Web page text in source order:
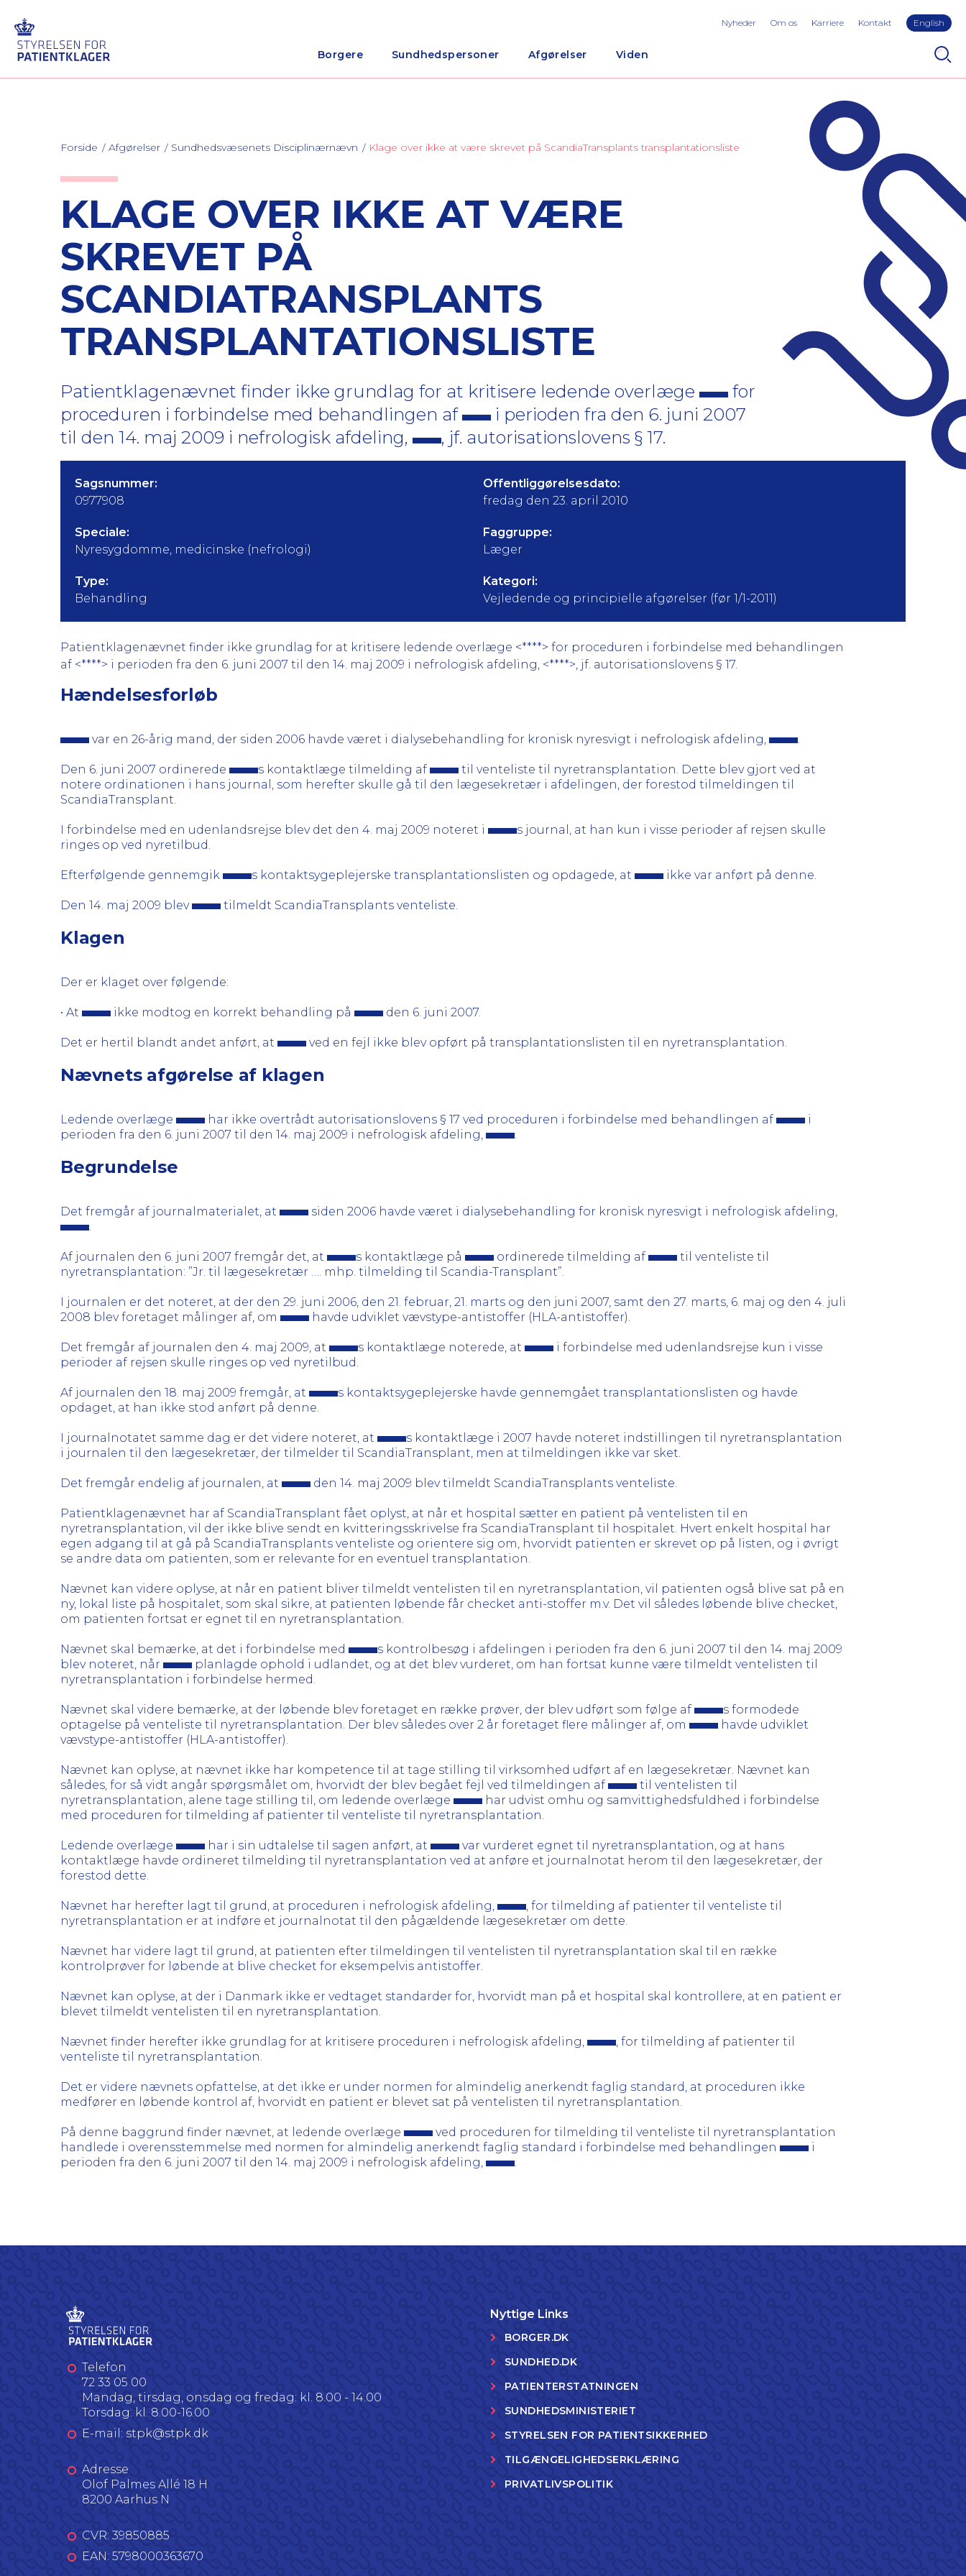
Borgere Sundhedspersoner Afgørelser Viden
Nyheder Om os Karriere Kontakt English
Forside Afgørelser Sundhedsvæsenets Disciplinærnævn Klage over ikke at være skrevet på ScandiaTransplants transplantationsliste
KLAGE OVER IKKE AT VÆRE
SKREVET PÅ
SCANDIATRANSPLANTS
TRANSPLANTATIONSLISTE
Patientklagenævnet finder ikke grundlag for at kritisere ledende overlæge
for
proceduren i forbindelse med behandlingen af
i perioden fra den 6. juni 2007
til den 14. maj 2009 i nefrologisk afdeling,
, jf. autorisationslovens § 17.
Sagsnummer:
0977908
Offentliggørelsesdato:
fredag den 23. april 2010
Speciale:
Nyresygdomme, medicinske (nefrologi)
Faggruppe:
Læger
Type:
Behandling
Kategori:
Vejledende og principielle afgørelser (før 1/1-2011)
Patientklagenævnet finder ikke grundlag for at kritisere ledende overlæge <****> for proceduren i forbindelse med behandlingen
af <****> i perioden fra den 6. juni 2007 til den 14. maj 2009 i nefrologisk afdeling, <****>, jf. autorisationslovens § 17.
Hændelsesforløb
var en 26-årig mand, der siden 2006 havde været i dialysebehandling for kronisk nyresvigt i nefrologisk afdeling, .
Den 6. juni 2007 ordinerede s kontaktlæge tilmelding af
til venteliste til nyretransplantation. Dette blev gjort ved at
notere ordinationen i hans journal, som herefter skulle gå til den lægesekretær i afdelingen, der forestod tilmeldingen til
ScandiaTransplant.
I forbindelse med en udenlandsrejse blev det den 4. maj 2009 noteret i
s journal, at han kun i visse perioder af rejsen skulle
ringes op ved nyretilbud.
Efterfølgende gennemgik s kontaktsygeplejerske transplantationslisten og opdagede, at ikke var anført på denne.
Den 14. maj 2009 blev tilmeldt ScandiaTransplants venteliste.
Klagen
Der er klaget over følgende:
• At ikke modtog en korrekt behandling på den 6. juni 2007.
Det er hertil blandt andet anført, at ved en fejl ikke blev opført på transplantationslisten til en nyretransplantation.
Nævnets afgørelse af klagen
Ledende overlæge har ikke overtrådt autorisationslovens § 17 ved proceduren i forbindelse med behandlingen af
i
perioden fra den 6. juni 2007 til den 14. maj 2009 i nefrologisk afdeling,
.
Begrundelse
Det fremgår af journalmaterialet, at
siden 2006 havde været i dialysebehandling for kronisk nyresvigt i nefrologisk afdeling,
.
Af journalen den 6. juni 2007 fremgår det, at s kontaktlæge på ordinerede tilmelding af
til venteliste til
nyretransplantation: ”Jr. til lægesekretær …. mhp. tilmelding til Scandia-Transplant”.
I journalen er det noteret, at der den 29. juni 2006, den 21. februar, 21. marts og den juni 2007, samt den 27. marts, 6. maj og den 4. juli
2008 blev foretaget målinger af, om
havde udviklet vævstype-antistoffer (HLA-antistoffer).
Det fremgår af journalen den 4. maj 2009, at s kontaktlæge noterede, at
i forbindelse med udenlandsrejse kun i visse
perioder af rejsen skulle ringes op ved nyretilbud.
Af journalen den 18. maj 2009 fremgår, at
s kontaktsygeplejerske havde gennemgået transplantationslisten og havde
opdaget, at han ikke stod anført på denne.
I journalnotatet samme dag er det videre noteret, at
s kontaktlæge i 2007 havde noteret indstillingen til nyretransplantation
i journalen til den lægesekretær, der tilmelder til ScandiaTransplant, men at tilmeldingen ikke var sket.
Det fremgår endelig af journalen, at den 14. maj 2009 blev tilmeldt ScandiaTransplants venteliste.
Patientklagenævnet har af ScandiaTransplant fået oplyst, at når et hospital sætter en patient på ventelisten til en
nyretransplantation, vil der ikke blive sendt en kvitteringsskrivelse fra ScandiaTransplant til hospitalet. Hvert enkelt hospital har
egen adgang til at gå på ScandiaTransplants venteliste og orientere sig om, hvorvidt patienten er skrevet op på listen, og i øvrigt
se andre data om patienten, som er relevante for en eventuel transplantation.
Nævnet kan videre oplyse, at når en patient bliver tilmeldt ventelisten til en nyretransplantation, vil patienten også blive sat på en
ny, lokal liste på hospitalet, som skal sikre, at patienten løbende får checket anti-stoffer m.v. Det vil således løbende blive checket,
om patienten fortsat er egnet til en nyretransplantation.
Nævnet skal bemærke, at det i forbindelse med
s kontrolbesøg i afdelingen i perioden fra den 6. juni 2007 til den 14. maj 2009
blev noteret, når
planlagde ophold i udlandet, og at det blev vurderet, om han fortsat kunne være tilmeldt ventelisten til
nyretransplantation i forbindelse hermed.
Nævnet skal videre bemærke, at der løbende blev foretaget en række prøver, der blev udført som følge af
s formodede
optagelse på venteliste til nyretransplantation. Der blev således over 2 år foretaget flere målinger af, om
havde udviklet
vævstype-antistoffer (HLA-antistoffer).
Nævnet kan oplyse, at nævnet ikke har kompetence til at tage stilling til virksomhed udført af en lægesekretær. Nævnet kan
således, for så vidt angår spørgsmålet om, hvorvidt der blev begået fejl ved tilmeldingen af
til ventelisten til
nyretransplantation, alene tage stilling til, om ledende overlæge
har udvist omhu og samvittighedsfuldhed i forbindelse
med proceduren for tilmelding af patienter til venteliste til nyretransplantation.
Ledende overlæge har i sin udtalelse til sagen anført, at
var vurderet egnet til nyretransplantation, og at hans
kontaktlæge havde ordineret tilmelding til nyretransplantation ved at anføre et journalnotat herom til den lægesekretær, der
forestod dette.
Nævnet har herefter lagt til grund, at proceduren i nefrologisk afdeling,
, for tilmelding af patienter til venteliste til
nyretransplantation er at indføre et journalnotat til den pågældende lægesekretær om dette.
Nævnet har videre lagt til grund, at patienten efter tilmeldingen til ventelisten til nyretransplantation skal til en række
kontrolprøver for løbende at blive checket for eksempelvis antistoffer.
Nævnet kan oplyse, at der i Danmark ikke er vedtaget standarder for, hvorvidt man på et hospital skal kontrollere, at en patient er
blevet tilmeldt ventelisten til en nyretransplantation.
Nævnet finder herefter ikke grundlag for at kritisere proceduren i nefrologisk afdeling,
, for tilmelding af patienter til
venteliste til nyretransplantation.
Det er videre nævnets opfattelse, at det ikke er under normen for almindelig anerkendt faglig standard, at proceduren ikke
medfører en løbende kontrol af, hvorvidt en patient er blevet sat på ventelisten til nyretransplantation.
På denne baggrund finder nævnet, at ledende overlæge
ved proceduren for tilmelding til venteliste til nyretransplantation
handlede i overensstemmelse med normen for almindelig anerkendt faglig standard i forbindelse med behandlingen
i
perioden fra den 6. juni 2007 til den 14. maj 2009 i nefrologisk afdeling,
.
Telefon
72 33 05 00
Mandag, tirsdag, onsdag og fredag: kl. 8.00 - 14.00
Torsdag: kl. 8.00-16.00
E-mail: stpk@stpk.dk
Adresse
Olof Palmes Allé 18 H
8200 Aarhus N
CVR: 39850885
EAN: 5798000363670
Nyttige Links
BORGER.DK
SUNDHED.DK
PATIENTERSTATNINGEN
SUNDHEDSMINISTERIET
STYRELSEN FOR PATIENTSIKKERHED
TILGÆNGELIGHEDSERKLÆRING
PRIVATLIVSPOLITIK